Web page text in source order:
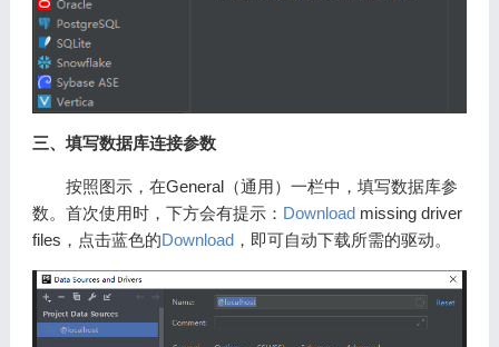
三、填写数据库连接参数
按照图示，在General（通用）一栏中，填写数据库参
数。首次使用时，下方会有提示： Downloadmissing driver
files，点击蓝色的Download，即可自动下载所需的驱动。